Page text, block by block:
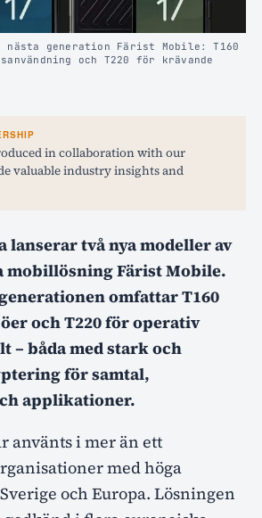
nästa generation Färist Mobile: T160
och T220 för krävande
in collaboration with our
valuable industry insights and
lanserar två nya modeller av
mobillösning Färist Mobile.
omfattar T160
och T220 för operativ
– båda med stark och
för samtal,
applikationer.
använts i mer än ett
med höga
och Europa. Lösningen